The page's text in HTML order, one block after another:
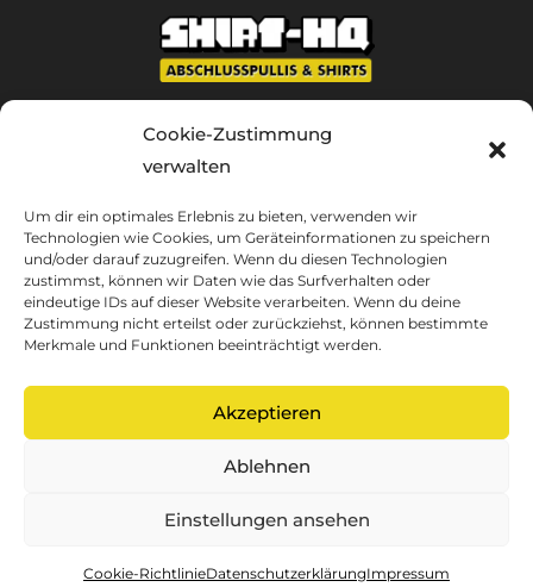
Cookie-Zustimmung
verwalten
Um dir ein optimales Erlebnis zu bieten, verwenden wir
Technologien wie Cookies, um Geräteinformationen zu speichern
und/oder darauf zuzugreifen. Wenn du diesen Technologien
zustimmst, können wir Daten wie das Surfverhalten oder
eindeutige IDs auf dieser Website verarbeiten. Wenn du deine
Zustimmung nicht erteilst oder zurückziehst, können bestimmte
Merkmale und Funktionen beeinträchtigt werden.
Akzeptieren
Ablehnen
Einstellungen ansehen
Cookie-RichtlinieDatenschutzerklärungImpressum
Telefon/Whatsapp: +49 60 50 30 76 786
63599 Biebergemünd
Kontakt: info@shirt-hq.de
RECHTLICHES
UNSERE AGB
IMPRESSUM
DATENSCHUTZ
WIDERRUFSBELEHRUNG
Copyright 2021 SHIRT HQ